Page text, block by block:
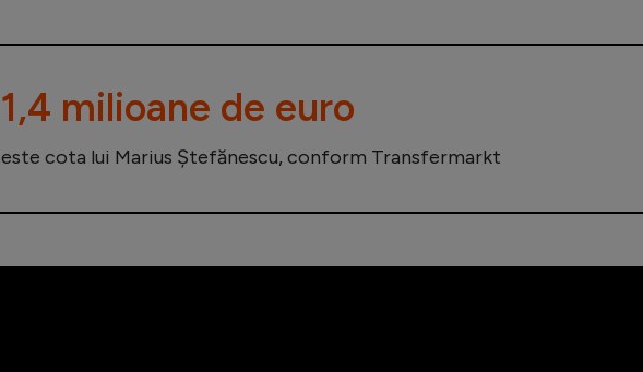
1,4 milioane de euro
este cota lui Marius Ștefănescu, conform Transfermarkt